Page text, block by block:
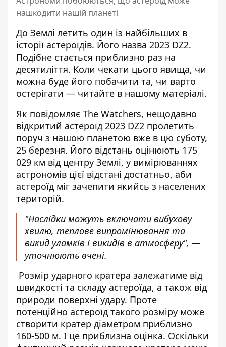
нашкодити нашій планеті
До Землі летить один із найбільших в
історії астероїдів. Його назва 2023 DZ2.
Подібне стається приблизно раз на
десятиліття. Коли чекати цього явища, чи
можна буде його побачити та, чи варто
остерігати — читайте в нашому матеріалі.
Як повідомляє The Watchers, нещодавно
відкритий астероїд 2023 DZ2 пролетить
поруч з нашою планетою вже в цю суботу,
25 березня. Його відстань оцінюють 175
029 км від центру Землі, у вимірюваннях
астрономів цієї відстані достатньо, аби
астероїд міг зачепити якийсь з населених
територій.
"Наслідки можуть включати вибухову
хвилю, теплове випромінювання та
викид уламків і викидів в атмосферу", —
уточнюють вчені.
Розмір ударного кратера залежатиме від
швидкості та складу астероїда, а також від
природи поверхні удару. Проте
потенційно астероїд такого розміру може
створити кратер діаметром приблизно
160-500 м. І це приблизна оцінка. Оскільки